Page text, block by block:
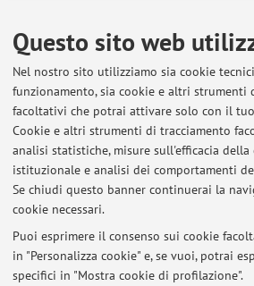
Questo sito web
Nel nostro sito utilizziamo sia cookie
funzionamento, sia cookie e altri strumenti
facoltativi che potrai attivare solo con il
Cookie e altri strumenti di tracciamento
analisi statistiche, misure sull'efficacia della
istituzionale e analisi dei comportamenti
Se chiudi questo banner continuerai la
cookie necessari.
Puoi esprimere il consenso sui cookie
in "Personalizza cookie" e, se vuoi, potrai
specifici in "Mostra cookie di profilazione".
Dipartimento di Architettura
Viale del Risorgimento 2, Bologna -
Risorse in rete
ORCID
Ultimi avvisi